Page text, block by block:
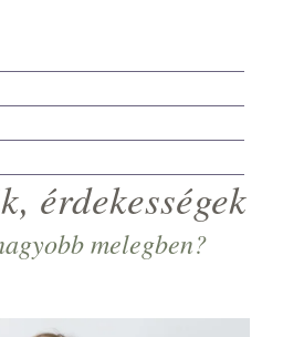
érdekességek
melegben?